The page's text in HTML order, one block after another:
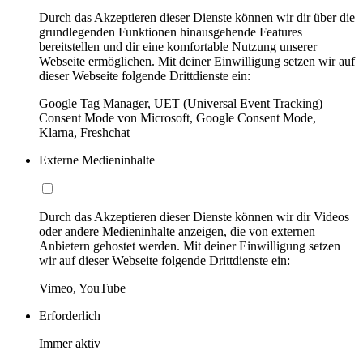
Durch das Akzeptieren dieser Dienste können wir dir über die
grundlegenden Funktionen hinausgehende Features
bereitstellen und dir eine komfortable Nutzung unserer
Webseite ermöglichen. Mit deiner Einwilligung setzen wir auf
dieser Webseite folgende Drittdienste ein:
Google Tag Manager, UET (Universal Event Tracking)
Consent Mode von Microsoft, Google Consent Mode,
Klarna, Freshchat
Externe Medieninhalte
Durch das Akzeptieren dieser Dienste können wir dir Videos
oder andere Medieninhalte anzeigen, die von externen
Anbietern gehostet werden. Mit deiner Einwilligung setzen
wir auf dieser Webseite folgende Drittdienste ein:
Vimeo, YouTube
Erforderlich
Immer aktiv